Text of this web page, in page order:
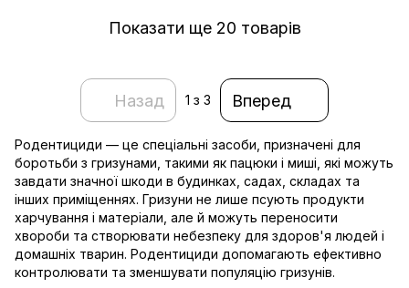
Показати ще 20 товарів
Назад 1 з 3 Вперед
Родентициди — це спеціальні засоби, призначені для
боротьби з гризунами, такими як пацюки і миші, які можуть
завдати значної шкоди в будинках, садах, складах та
інших приміщеннях. Гризуни не лише псують продукти
харчування і матеріали, але й можуть переносити
хвороби та створювати небезпеку для здоров'я людей і
домашніх тварин. Родентициди допомагають ефективно
контролювати та зменшувати популяцію гризунів.